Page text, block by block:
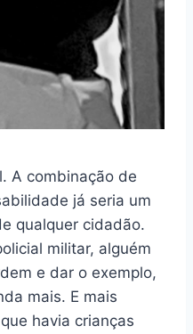
A combinação de
já seria um
qualquer cidadão.
militar, alguém
e dar o exemplo,
mais. E mais
havia crianças